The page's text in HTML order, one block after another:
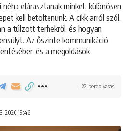
néha elárasztanak minket, különösen
kell betöltenünk. A cikk arról szól,
a túlzott terhekről, és hogyan
Az őszinte kommunikáció
és a megoldások
2026 19:46
22 perc olvasás